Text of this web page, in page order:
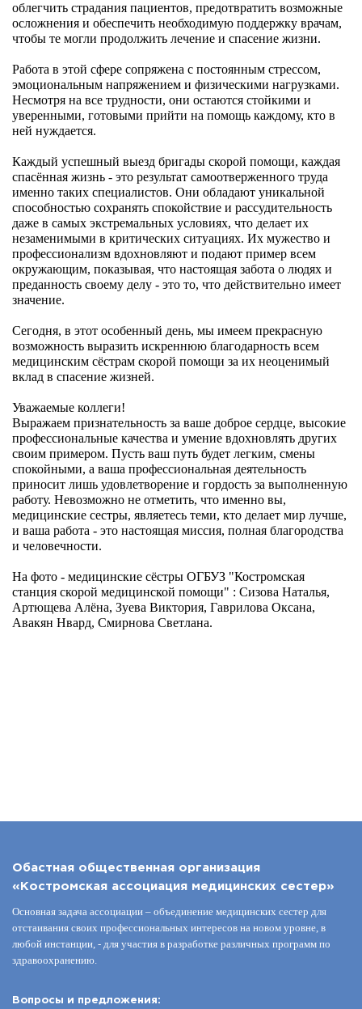
облегчить страдания пациентов, предотвратить возможные
осложнения и обеспечить необходимую поддержку врачам,
чтобы те могли продолжить лечение и спасение жизни.
Работа в этой сфере сопряжена с постоянным стрессом,
эмоциональным напряжением и физическими нагрузками.
Несмотря на все трудности, они остаются стойкими и
уверенными, готовыми прийти на помощь каждому, кто в
ней нуждается.
Каждый успешный выезд бригады скорой помощи, каждая
спасённая жизнь - это результат самоотверженного труда
именно таких специалистов. Они обладают уникальной
способностью сохранять спокойствие и рассудительность
даже в самых экстремальных условиях, что делает их
незаменимыми в критических ситуациях. Их мужество и
профессионализм вдохновляют и подают пример всем
окружающим, показывая, что настоящая забота о людях и
преданность своему делу - это то, что действительно имеет
значение.
Сегодня, в этот особенный день, мы имеем прекрасную
возможность выразить искреннюю благодарность всем
медицинским сёстрам скорой помощи за их неоценимый
вклад в спасение жизней.
Уважаемые коллеги!
Выражаем признательность за ваше доброе сердце, высокие
профессиональные качества и умение вдохновлять других
своим примером. Пусть ваш путь будет легким, смены
спокойными, а ваша профессиональная деятельность
приносит лишь удовлетворение и гордость за выполненную
работу. Невозможно не отметить, что именно вы,
медицинские сестры, являетесь теми, кто делает мир лучше,
и ваша работа - это настоящая миссия, полная благородства
и человечности.
На фото - медицинские сёстры ОГБУЗ "Костромская
станция скорой медицинской помощи" : Сизова Наталья,
Артющева Алёна, Зуева Виктория, Гаврилова Оксана,
Авакян Нвард, Смирнова Светлана.
Обастная общественная организация
«Костромская ассоциация медицинских сестер»
Основная задача ассоциации – объединение медицинских сестер для
отстаивания своих профессиональных интересов на новом уровне, в
любой инстанции, - для участия в разработке различных программ по
здравоохранению.
Вопросы и предложения: